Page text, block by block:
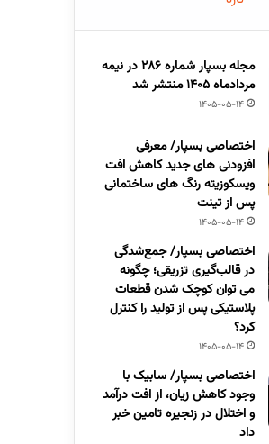
مجله بسپار شماره 286 در نیمه
مردادماه 1405 منتشر شد
1405-05-14
اختصاصی بسپار/ معرفی
افزودنی های جدید کاهش افت
ویسکوزیته رنگ های ساختمانی
پس از تینت
1405-05-14
اختصاصی بسپار/ جمع‌شدگی
در قالب‌گیری تزریقی؛ چگونه
می توان کوچک شدن قطعات
پلاستیکی پس از تولید را کنترل
کرد؟
1405-05-14
اختصاصی بسپار/ سابیک با
وجود کاهش زیان، از افت درآمد
و اختلال در زنجیره تامین خبر
داد